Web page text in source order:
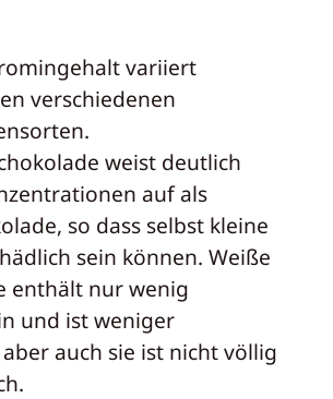
variiert
verschiedenen
weist deutlich
auf als
so dass selbst kleine
sein können. Weiße
enthält nur wenig
und ist weniger
auch sie ist nicht völlig